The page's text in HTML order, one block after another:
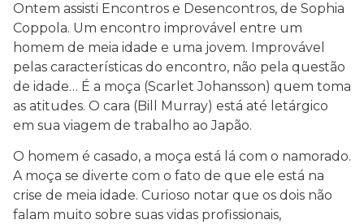
Ontem assisti Encontros e Desencontros, de Sophia
Coppola. Um encontro improvável entre um
homem de meia idade e uma jovem. Improvável
pelas características do encontro, não pela questão
de idade… É a moça (Scarlet Johansson) quem toma
as atitudes. O cara (Bill Murray) está até letárgico
em sua viagem de trabalho ao Japão.
O homem é casado, a moça está lá com o namorado.
A moça se diverte com o fato de que ele está na
crise de meia idade. Curioso notar que os dois não
falam muito sobre suas vidas profissionais,